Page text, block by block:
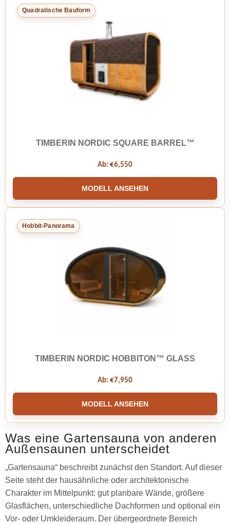
Quadratische Bauform
TIMBERIN NORDIC SQUARE BARREL™
Ab: €6,550
MODELL ANSEHEN
Hobbit-Panorama
TIMBERIN NORDIC HOBBITON™ GLASS
Ab: €7,950
MODELL ANSEHEN
Was eine Gartensauna von anderen
Außensaunen unterscheidet
„Gartensauna“ beschreibt zunächst den Standort. Auf dieser
Seite steht der hausähnliche oder architektonische
Charakter im Mittelpunkt: gut planbare Wände, größere
Glasflächen, unterschiedliche Dachformen und optional ein
Vor- oder Umkleideraum. Der übergeordnete Bereich